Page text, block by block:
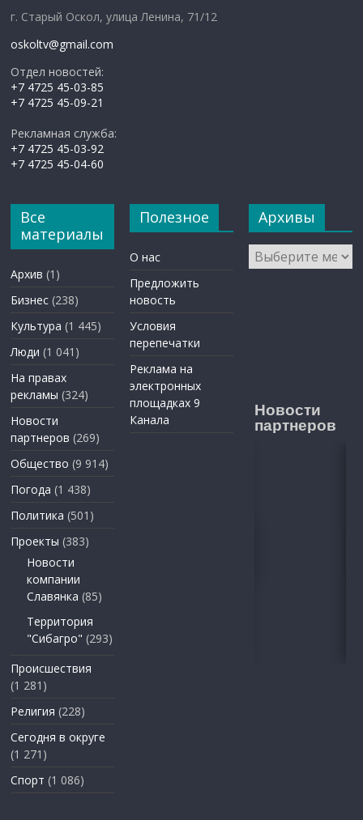
г. Старый Оскол, улица Ленина, 71/12
oskoltv@gmail.com
Отдел новостей:
+7 4725 45-03-85
+7 4725 45-09-21
Рекламная служба:
+7 4725 45-03-92
+7 4725 45-04-60
Все
материалы
Архив (1)
Бизнес (238)
Культура (1 445)
Люди (1 041)
На правах
рекламы (324)
Новости
партнеров (269)
Общество (9 914)
Погода (1 438)
Политика (501)
Проекты (383)
Новости
компании
Славянка (85)
Территория
"Сибагро" (293)
Происшествия
(1 281)
Религия (228)
Сегодня в округе
(1 271)
Спорт (1 086)
Полезное
О нас
Предложить
новость
Условия
перепечатки
Реклама на
электронных
площадках 9
Канала
Архивы
Архивы
Новости
партнеров